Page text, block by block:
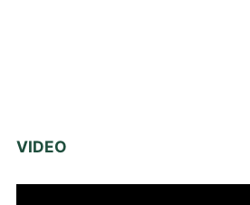
VIDEO